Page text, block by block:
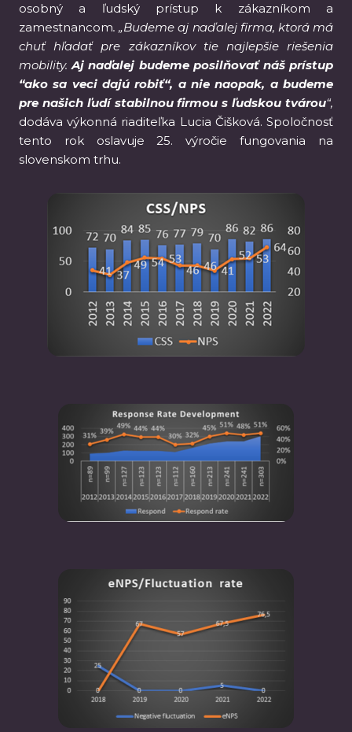
osobný a ľudský prístup k zákazníkom a
zamestnancom. „Budeme aj naďalej firma, ktorá má
chuť hľadať pre zákazníkov tie najlepšie riešenia
mobility.Aj naďalej budeme posilňovať náš prístup
“ako sa veci dajú robiť“, a nie naopak, a budeme
pre našich ľudí stabilnou firmou s ľudskou tvárou“,
dodáva výkonná riaditeľka Lucia Čišková. Spoločnosť
tento rok oslavuje 25. výročie fungovania na
slovenskom trhu.